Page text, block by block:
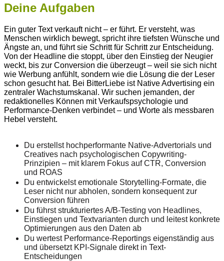
Deine Aufgaben
Ein guter Text verkauft nicht – er führt. Er versteht, was
Menschen wirklich bewegt, spricht ihre tiefsten Wünsche und
Ängste an, und führt sie Schritt für Schritt zur Entscheidung.
Von der Headline die stoppt, über den Einstieg der Neugier
weckt, bis zur Conversion die überzeugt – weil sie sich nicht
wie Werbung anfühlt, sondern wie die Lösung die der Leser
schon gesucht hat. Bei BitterLiebe ist Native Advertising ein
zentraler Wachstumskanal. Wir suchen jemanden, der
redaktionelles Können mit Verkaufspsychologie und
Performance-Denken verbindet – und Worte als messbaren
Hebel versteht.
Du erstellst hochperformante Native-Advertorials und
Creatives nach psychologischen Copywriting-
Prinzipien – mit klarem Fokus auf CTR, Conversion
und ROAS
Du entwickelst emotionale Storytelling-Formate, die
Leser nicht nur abholen, sondern konsequent zur
Conversion führen
Du führst strukturiertes A/B-Testing von Headlines,
Einstiegen und Textvarianten durch und leitest konkrete
Optimierungen aus den Daten ab
Du wertest Performance-Reportings eigenständig aus
und übersetzt KPI-Signale direkt in Text-
Entscheidungen